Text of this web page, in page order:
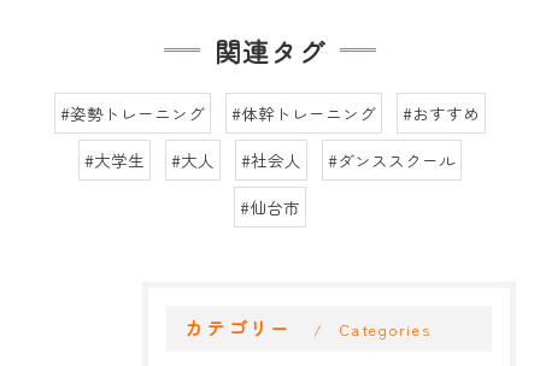
関連タグ
#姿勢トレーニング #体幹トレーニング
#おすすめ
#大学生
#大人 #社会人
#ダンススクール
#仙台市
カテゴリー Categories